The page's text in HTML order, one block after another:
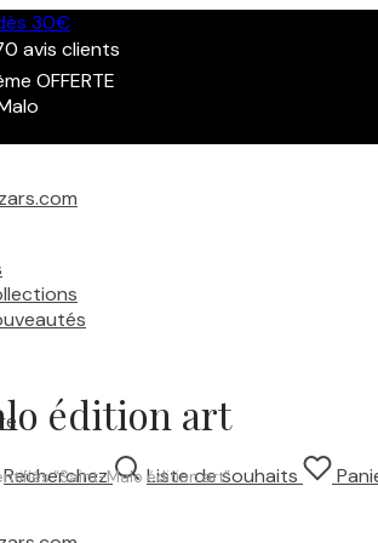
30€
avis clients
OFFERTE
Recherchez Liste de souhaits
édition art
“Saint-Malo édition art”